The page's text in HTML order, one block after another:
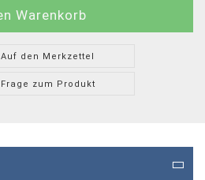
Auf den Merkzettel
Frage zum Produkt